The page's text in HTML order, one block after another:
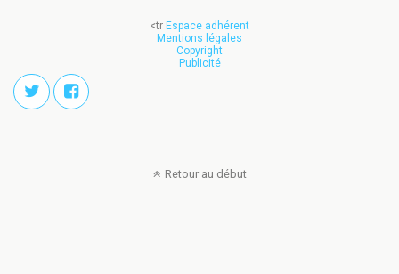
<tr Espace adhérent
Mentions légales
Copyright
Publicité
Retour au début